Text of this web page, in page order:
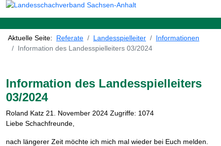
Aktuelle Seite: Referate Landesspielleiter
Informationen
Information des Landesspielleiters 03/2024
Information des Landesspielleiters
03/2024
Roland Katz 21. November 2024 Zugriffe: 1074
Liebe Schachfreunde,
nach längerer Zeit möchte ich mich mal wieder bei Euch melden.